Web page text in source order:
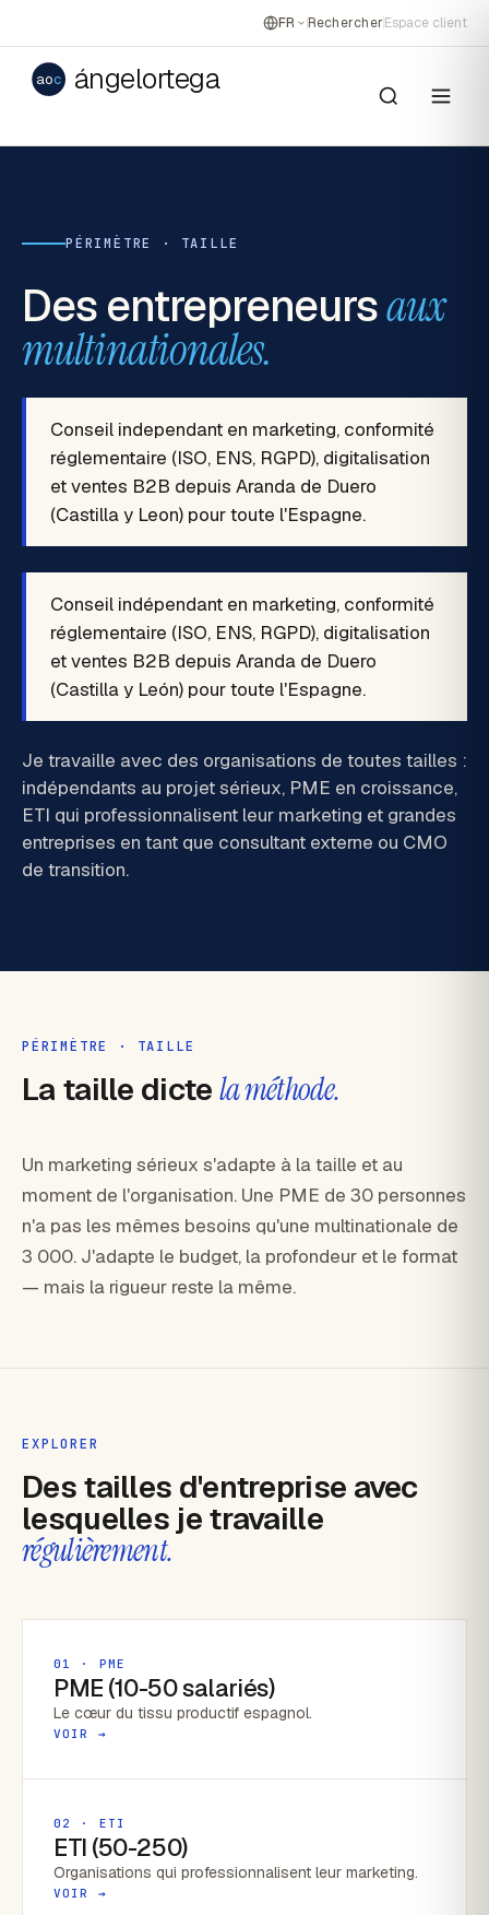
FR RechercherEspace client
aoc ángelortega
PÉRIMÈTRE · TAILLE
Des entrepreneursaux
multinationales.
Conseil independant en marketing, conformité
réglementaire (ISO, ENS, RGPD), digitalisation
et ventes B2B depuis Aranda de Duero
(Castilla y Leon) pour toute l'Espagne.
Conseil indépendant en marketing, conformité
réglementaire (ISO, ENS, RGPD), digitalisation
et ventes B2B depuis Aranda de Duero
(Castilla y León) pour toute l'Espagne.
Je travaille avec des organisations de toutes tailles :
indépendants au projet sérieux, PME en croissance,
ETI qui professionnalisent leur marketing et grandes
entreprises en tant que consultant externe ou CMO
de transition.
PÉRIMÈTRE · TAILLE
La taille dictela méthode.
Un marketing sérieux s'adapte à la taille et au
moment de l'organisation. Une PME de 30 personnes
n'a pas les mêmes besoins qu'une multinationale de
3 000. J'adapte le budget, la profondeur et le format
— mais la rigueur reste la même.
EXPLORER
Des tailles d'entreprise avec
lesquelles je travaille
régulièrement.
01 · PME
PME (10-50 salariés)
Le cœur du tissu productif espagnol.
VOIR →
02 · ETI
ETI (50-250)
Organisations qui professionnalisent leur marketing.
VOIR →